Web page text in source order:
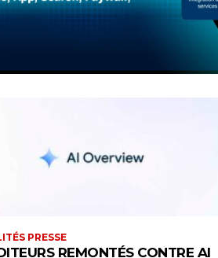
PRESSE
REMONTÉS CONTRE AI